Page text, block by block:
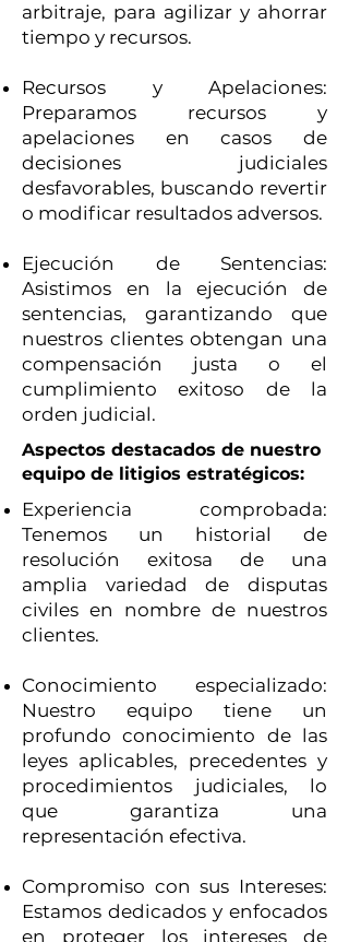
arbitraje, para agilizar y ahorrar
tiempo y recursos.
Recursos y Apelaciones:
Preparamos recursos y
apelaciones en casos de
decisiones judiciales
desfavorables, buscando revertir
o modificar resultados adversos.
Ejecución de Sentencias:
Asistimos en la ejecución de
sentencias, garantizando que
nuestros clientes obtengan una
compensación justa o el
cumplimiento exitoso de la
orden judicial.
Aspectos destacados de nuestro
equipo de litigios estratégicos:
Experiencia comprobada:
Tenemos un historial de
resolución exitosa de una
amplia variedad de disputas
civiles en nombre de nuestros
clientes.
Conocimiento especializado:
Nuestro equipo tiene un
profundo conocimiento de las
leyes aplicables, precedentes y
procedimientos judiciales, lo
que garantiza una
representación efectiva.
Compromiso con sus Intereses:
Estamos dedicados y enfocados
en proteger los intereses de